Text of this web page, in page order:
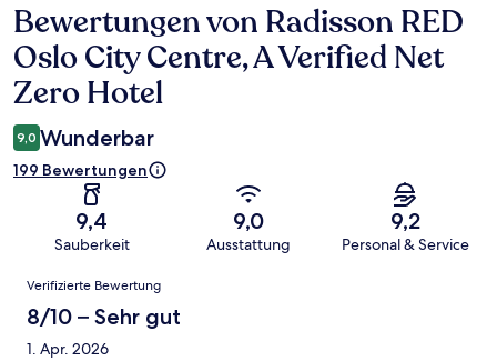
Bewertungen
Bewertungen von Radisson RED
Oslo City Centre, A Verified Net
Zero Hotel
9,0 Wunderbar
199 Bewertungen
9,4
Sauberkeit
9,0
Ausstattung
9,2
Personal & Service
Bewertungen
Verifizierte Bewertung
8/10 – Sehr gut
1. Apr. 2026